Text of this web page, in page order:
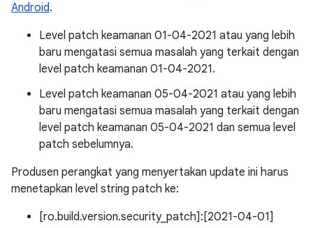
Android.
Level patch keamanan 01-04-2021 atau yang lebih
baru mengatasi semua masalah yang terkait dengan
level patch keamanan 01-04-2021.
Level patch keamanan 05-04-2021 atau yang lebih
baru mengatasi semua masalah yang terkait dengan
level patch keamanan 05-04-2021 dan semua level
patch sebelumnya.
Produsen perangkat yang menyertakan update ini harus
menetapkan level string patch ke:
[ro.build.version.security_patch]:[2021-04-01]